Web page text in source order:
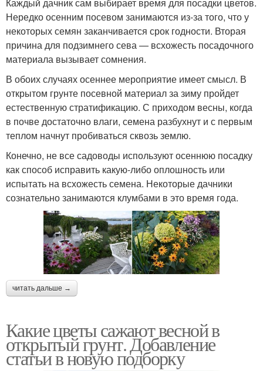
Нередко осенним посевом занимаются из-за того, что у
некоторых семян заканчивается срок годности. Вторая
причина для подзимнего сева — всхожесть посадочного
материала вызывает сомнения.
В обоих случаях осеннее мероприятие имеет смысл. В
открытом грунте посевной материал за зиму пройдет
естественную стратификацию. С приходом весны, когда
в почве достаточно влаги, семена разбухнут и с первым
теплом начнут пробиваться сквозь землю.
Конечно, не все садоводы используют осеннюю посадку
как способ исправить какую-либо оплошность или
испытать на всхожесть семена. Некоторые дачники
сознательно занимаются клумбами в это время года.
читать дальше →
Какие цветы сажают весной в
открытый грунт. Добавление
статьи в новую подборку